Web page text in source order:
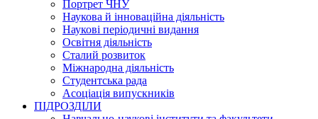
Портрет ЧНУ
Наукова й інноваційна діяльність
Наукові періодичні видання
Освітня діяльність
Сталий розвиток
Міжнародна діяльність
Студентська рада
Асоціація випускників
ПІДРОЗДІЛИ